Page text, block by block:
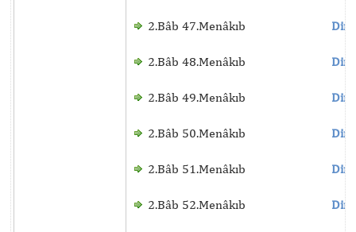
2.Bâb 47.Menâkıb
2.Bâb 48.Menâkıb
2.Bâb 49.Menâkıb
2.Bâb 50.Menâkıb
2.Bâb 51.Menâkıb
2.Bâb 52.Menâkıb